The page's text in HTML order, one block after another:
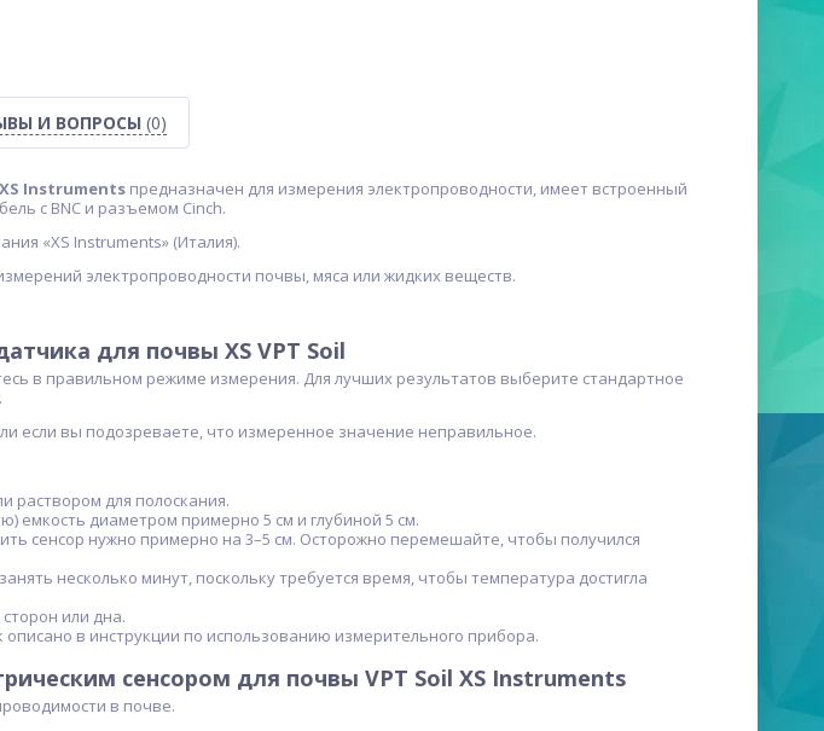
И ВОПРОСЫ (0)
Instruments предназначен для измерения электропроводности, имеет встроенный
с BNC и разъемом Cinch.
«XS Instruments» (Италия).
электропроводности почвы, мяса или жидких веществ.
для почвы XS VPT Soil
в правильном режиме измерения. Для лучших результатов выберите стандартное
если вы подозреваете, что измеренное значение неправильное.
раствором для полоскания.
емкость диаметром примерно 5 см и глубиной 5 см.
сенсор нужно примерно на 3–5 см. Осторожно перемешайте, чтобы получился
несколько минут, поскольку требуется время, чтобы температура достигла
или дна.
в инструкции по использованию измерительного прибора.
сенсором для почвы VPT Soil XS Instruments
в почве.